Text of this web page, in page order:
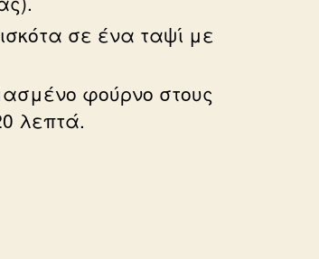
σε ένα ταψί με
φούρνο στους
λεπτά.